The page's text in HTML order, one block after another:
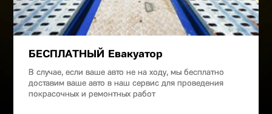
БЕСПЛАТНЫЙ Евакуатор
В случае, если ваше авто не на ходу, мы бесплатно
доставим ваше авто в наш сервис для проведения
покрасочных и ремонтных работ